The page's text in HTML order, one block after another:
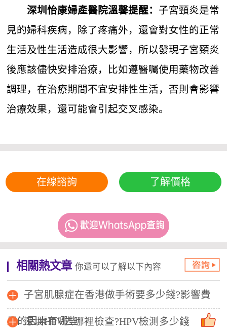
深圳怡康婦產醫院溫馨提醒： 子宮頸炎是常
見的婦科疾病，除了疼痛外，還會對女性的正常
生活及性生活造成很大影響，所以發現子宮頸炎
後應該儘快安排治療，比如遵醫囑使用藥物改善
調理，在治療期間不宜安排性生活，否則會影響
治療效果，還可能會引起交叉感染。
在線諮詢 了解價格
相關熱文章 你還可以了解以下內容
子宮肌腺症在香港做手術要多少錢?影響費
用的因素有哪些
深圳HPV去哪裡檢查?HPV檢測多少錢